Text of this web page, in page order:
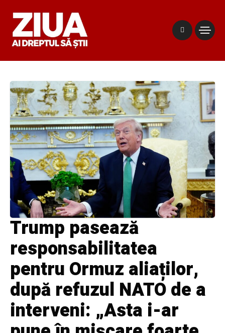
Trump pasează
responsabilitatea
pentru Ormuz aliaților,
după refuzul NATO de a
interveni: „Asta i-ar